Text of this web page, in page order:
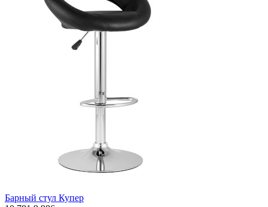
Барный стул Купер